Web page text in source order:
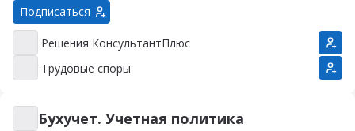
Подписаться
Решения КонсультантПлюс
Решения КонсультантПлюс
Трудовые споры
Трудовые споры
Бухучет. Учетная политика
Бухучет. Учетная политика